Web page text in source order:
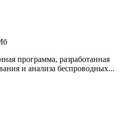
программа, разработанная
и анализа беспроводных...